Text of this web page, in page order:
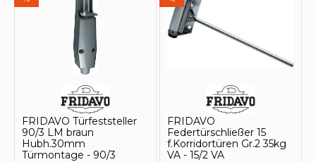
FRIDAVO Türfeststeller
90/3 LM braun
Hubh.30mm
Türmontage - 90/3
FRIDAVO
Federtürschließer 15
f.Korridortüren Gr.2 35kg
VA - 15/2 VA